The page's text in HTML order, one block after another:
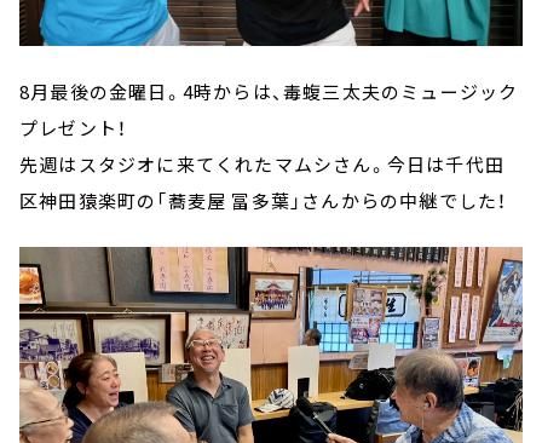
8月最後の金曜日。4時からは、毒蝮三太夫のミュージック
プレゼント！
先週はスタジオに来てくれたマムシさん。今日は千代田
区神田猿楽町の「蕎麦屋 冨多葉」さんからの中継でした！